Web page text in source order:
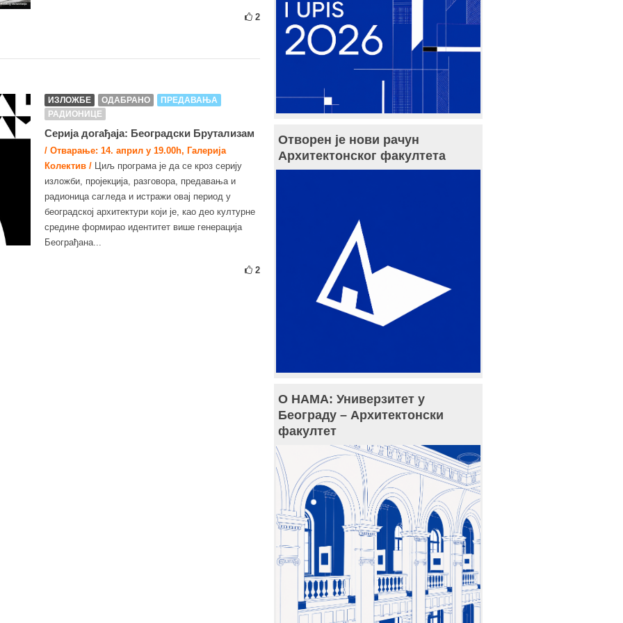
2
ИЗЛОЖБЕ ОДАБРАНО
ПРЕДАВАЊА
РАДИОНИЦЕ
Серија догађаја: Београдски Брутализам
/ Отварање: 14. април у 19.00h, Галерија
Колектив / Циљ програма је да се кроз серију
изложби, пројекција, разговора, предавања и
радионица сагледа и истражи овај период у
београдској архитектури који је, као део културне
средине формирао идентитет више генерација
Београђана...
2
Отворен је нови рачун
Архитектонског факултета
О НАМА: Универзитет у
Београду – Архитектонски
факултет